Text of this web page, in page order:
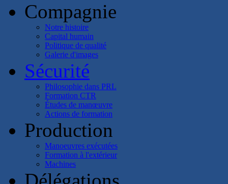
Compagnie
Notre histoire
Capital humain
Politique de qualité
Galerie d'images
Sécurité
Philosophie dans PRL
Formation CTR
Études de manœuvre
Actions de formation
Production
Manoeuvres exécutées
Formation à l'extérieur
Machines